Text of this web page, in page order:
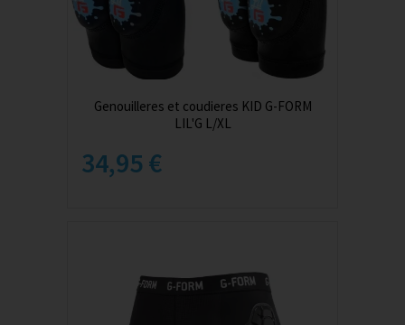
Genouilleres et coudieres KID G-FORM
LIL'G L/XL
34,95 €